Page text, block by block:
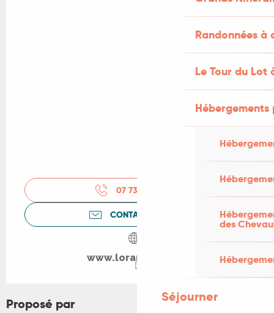
Randonnées
Le Tour du Lot
des
Séjourner
07 73 05 20
CONTACTEZ-NOUS
www.lorangefluo.fr
Proposé par